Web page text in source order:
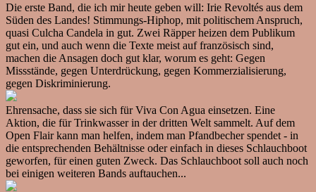
Die erste Band, die ich mir heute geben will: Irie Revoltés aus dem
Süden des Landes! Stimmungs-Hiphop, mit politischem Anspruch,
quasi Culcha Candela in gut. Zwei Räpper heizen dem Publikum
gut ein, und auch wenn die Texte meist auf französisch sind,
machen die Ansagen doch gut klar, worum es geht: Gegen
Missstände, gegen Unterdrückung, gegen Kommerzialisierung,
gegen Diskriminierung.
Ehrensache, dass sie sich für Viva Con Agua einsetzen. Eine
Aktion, die für Trinkwasser in der dritten Welt sammelt. Auf dem
Open Flair kann man helfen, indem man Pfandbecher spendet - in
die entsprechenden Behältnisse oder einfach in dieses Schlauchboot
geworfen, für einen guten Zweck. Das Schlauchboot soll auch noch
bei einigen weiteren Bands auftauchen...